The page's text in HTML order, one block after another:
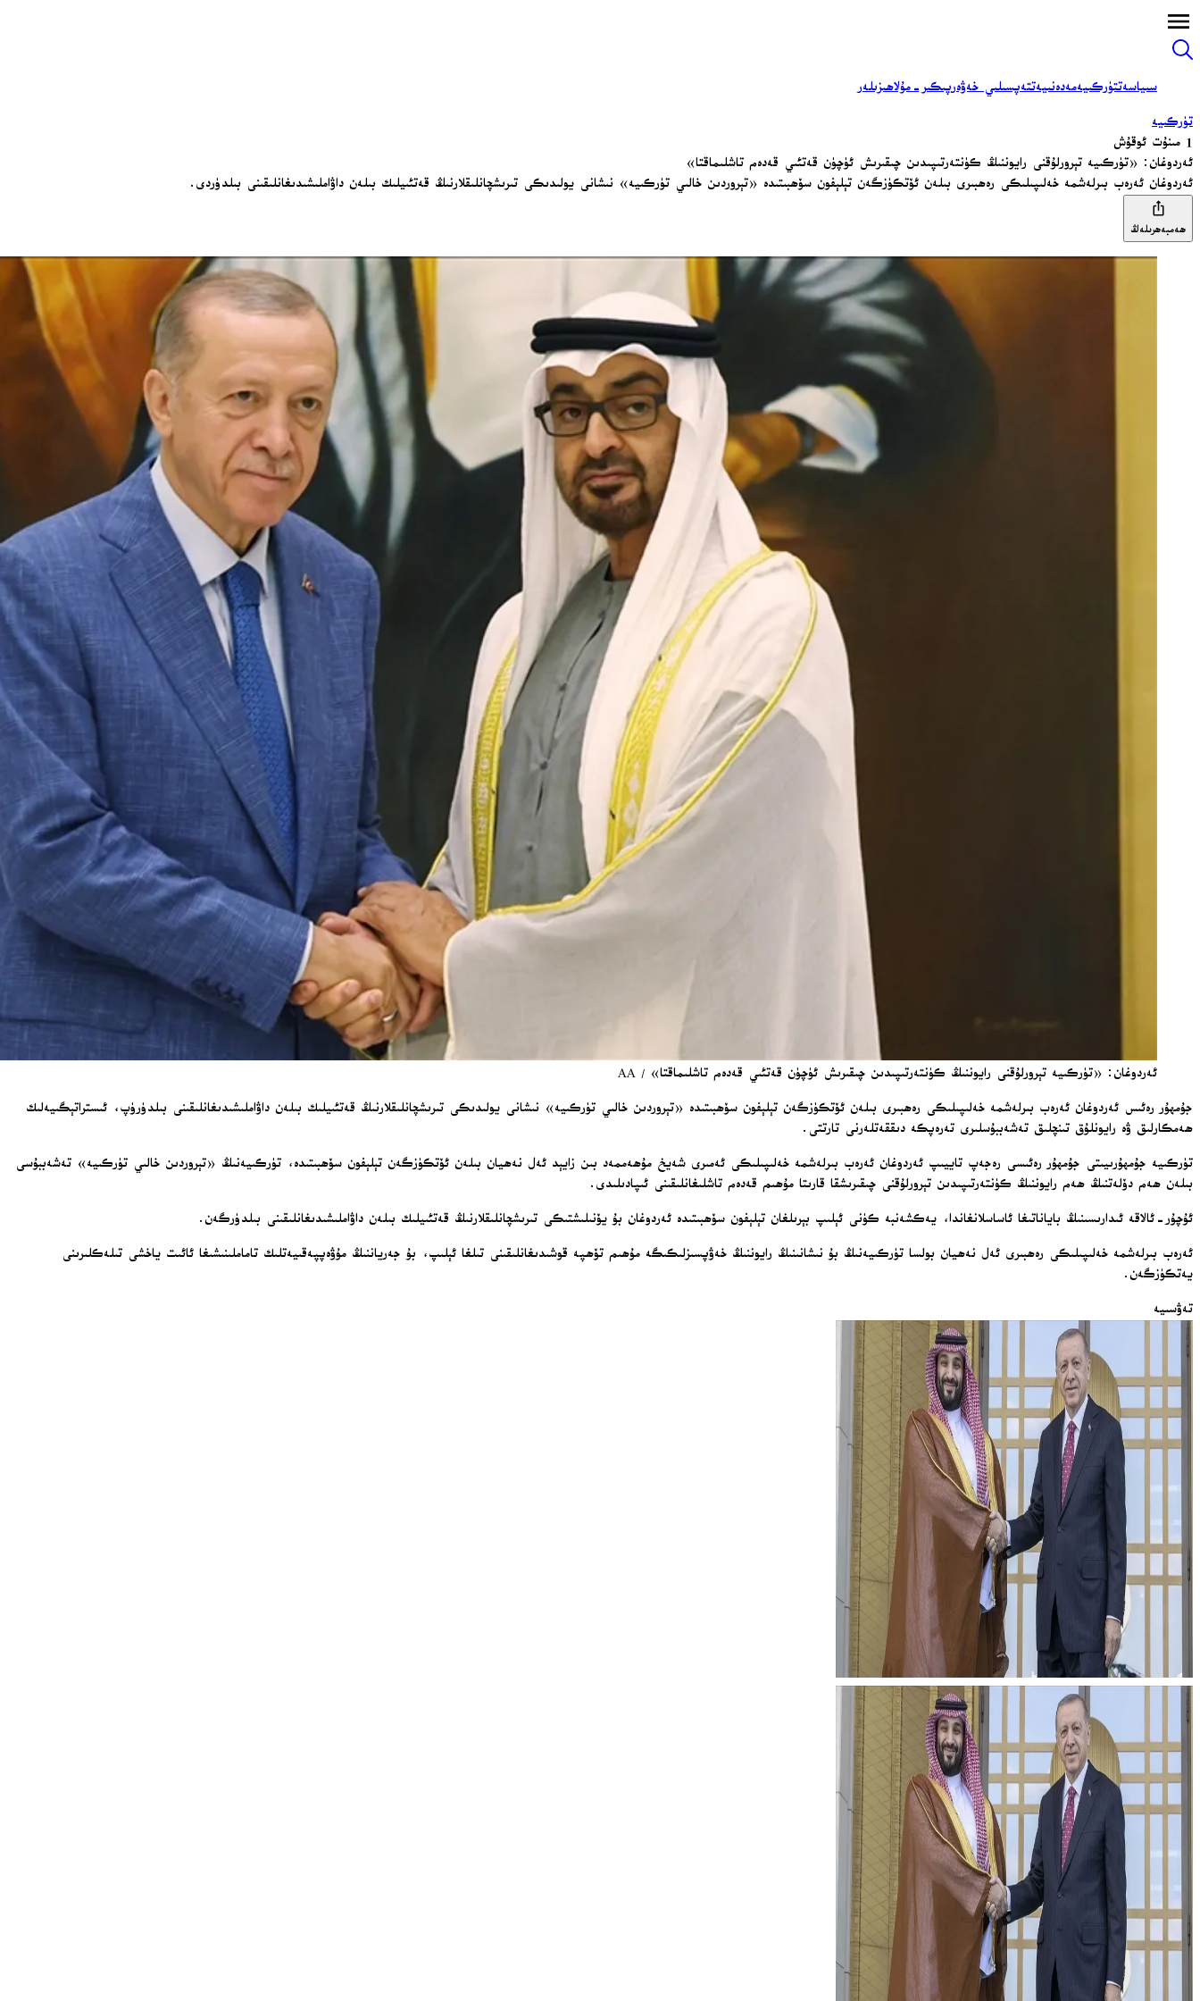
سىياسەتتۈركىيەمەدەنىيەتتەپسىلىي خەۋەرپىكىر-مۇلاھىزىلەر
تۈركىيە
1 مىنۇت ئوقۇش
ئەردوغان: «تۈركىيە تېرورلۇقنى رايوننىڭ كۈنتەرتىپىدىن چىقىرىش ئۈچۈن قەتئىي قەدەم تاشلىماقتا»
ئەردوغان ئەرەب بىرلەشمە خەلىپىلىكى رەھبىرى بىلەن ئۆتكۈزگەن تېلېفون سۆھبىتىدە «تېروردىن خالىي تۈركىيە» نىشانى يولىدىكى تىرىشچانلىقلارنىڭ قەتئىيلىك بىلەن داۋاملىشىدىغانلىقىنى بىلدۈردى.
ھەمبەھرىلەڭ
ئەردوغان: «تۈركىيە تېرورلۇقنى رايوننىڭ كۈنتەرتىپىدىن چىقىرىش ئۈچۈن قەتئىي قەدەم تاشلىماقتا» / AA
جۇمھۇر رەئىس ئەردوغان ئەرەب بىرلەشمە خەلىپىلىكى رەھبىرى بىلەن ئۆتكۈزگەن تېلېفون سۆھبىتىدە «تېروردىن خالىي تۈركىيە» نىشانى يولىدىكى تىرىشچانلىقلارنىڭ قەتئىيلىك بىلەن داۋاملىشىدىغانلىقىنى بىلدۈرۈپ، ئىستراتېگىيەلىك
ھەمكارلىق ۋە رايونلۇق تىنچلىق تەشەببۇسلىرى تەرەپكە دىققەتلەرنى تارتتى.
تۈركىيە جۇمھۇرىيىتى جۇمھۇر رەئىسى رەجەپ تاييىپ ئەردوغان ئەرەب بىرلەشمە خەلىپىلىكى ئەمىرى شەيخ مۇھەممەد بىن زايېد ئەل نەھيان بىلەن ئۆتكۈزگەن تېلېفون سۆھبىتىدە، تۈركىيەنىڭ «تېروردىن خالىي تۈركىيە» تەشەببۇسى
بىلەن ھەم دۆلەتنىڭ ھەم رايوننىڭ كۈنتەرتىپىدىن تېرورلۇقنى چىقىرىشقا قارىتا مۇھىم قەدەم تاشلىغانلىقىنى ئىپادىلىدى.
ئۇچۇر-ئالاقە ئىدارىسىنىڭ باياناتىغا ئاساسلانغاندا، يەكشەنبە كۈنى ئېلىپ بېرىلغان تېلېفون سۆھبىتىدە ئەردوغان بۇ يۆنىلىشتىكى تىرىشچانلىقلارنىڭ قەتئىيلىك بىلەن داۋاملىشىدىغانلىقىنى بىلدۈرگەن.
ئەرەب بىرلەشمە خەلىپىلىكى رەھبىرى ئەل نەھيان بولسا تۈركىيەنىڭ بۇ نىشانىنىڭ رايوننىڭ خەۋپسىزلىكىگە مۇھىم تۆھپە قوشىدىغانلىقىنى تىلغا ئېلىپ، بۇ جەرياننىڭ مۇۋەپپەقىيەتلىك تاماملىنىشىغا ئائىت ياخشى تىلەكلىرىنى
يەتكۈزگەن.
تەۋسىيە